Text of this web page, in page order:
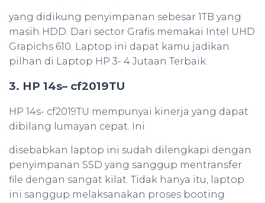
yang didikung penyimpanan sebesar 1TB yang
masih HDD. Dari sector Grafis memakai Intel UHD
Grapichs 610. Laptop ini dapat kamu jadikan
pilhan di Laptop HP 3- 4 Jutaan Terbaik.
3. HP 14s– cf2019TU
HP 14s- cf2019TU mempunyai kinerja yang dapat
dibilang lumayan cepat. Ini
disebabkan laptop ini sudah dilengkapi dengan
penyimpanan SSD yang sanggup mentransfer
file dengan sangat kilat. Tidak hanya itu, laptop
ini sanggup melaksanakan proses booting